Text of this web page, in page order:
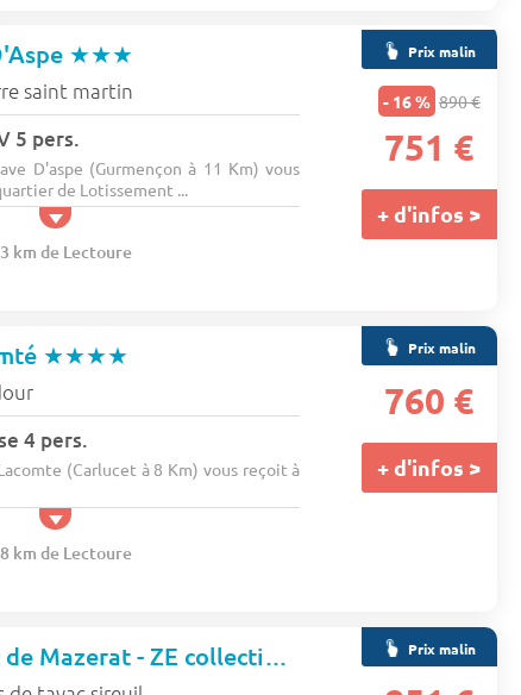
★★★
saint martin
5 pers.
D'aspe (Gurmençon à 11 Km) vous
de Lotissement ...
km de Lectoure
Prix malin
- 16 % 890 €
751 €
+ d'infos >
★★★★
4 pers.
(Carlucet à 8 Km) vous reçoit à
km de Lectoure
Prix malin
760 €
+ d'infos >
Camping Le Pont de Mazerat - ZE collection (72605) ★★★★
Prix malin